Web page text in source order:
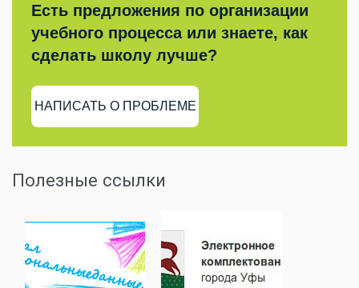
Есть предложения по организации
учебного процесса или знаете, как
сделать школу лучше?
НАПИСАТЬ О ПРОБЛЕМЕ
Полезные ссылки